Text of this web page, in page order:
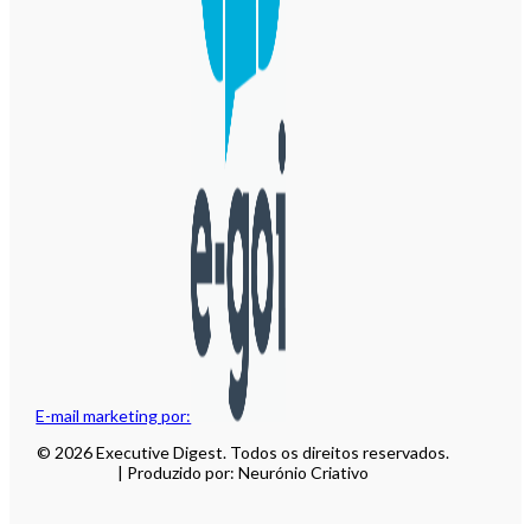
E-mail marketing por:
© 2026 Executive Digest. Todos os direitos reservados.
| Produzido por: Neurónio Criativo